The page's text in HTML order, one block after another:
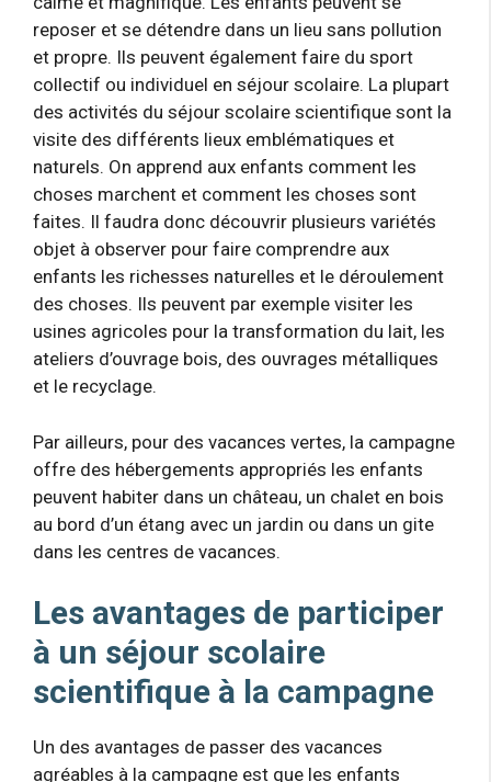
reposer et se détendre dans un lieu sans pollution
et propre. Ils peuvent également faire du sport
collectif ou individuel en séjour scolaire. La plupart
des activités du séjour scolaire scientifique sont la
visite des différents lieux emblématiques et
naturels. On apprend aux enfants comment les
choses marchent et comment les choses sont
faites. Il faudra donc découvrir plusieurs variétés
objet à observer pour faire comprendre aux
enfants les richesses naturelles et le déroulement
des choses. Ils peuvent par exemple visiter les
usines agricoles pour la transformation du lait, les
ateliers d’ouvrage bois, des ouvrages métalliques
et le recyclage.
Par ailleurs, pour des vacances vertes, la campagne
offre des hébergements appropriés les enfants
peuvent habiter dans un château, un chalet en bois
au bord d’un étang avec un jardin ou dans un gite
dans les centres de vacances.
Les avantages de participer
à un séjour scolaire
scientifique à la campagne
Un des avantages de passer des vacances
agréables à la campagne est que les enfants